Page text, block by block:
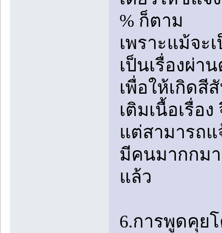
% ก็ตาม
เพราะแม้จะ
เป็นเรื่องผ่า
เพื่อให้เกิดสี
เติมเนื้อเรื่อ
แต่สามารถแ
มีคนมากกมา
แล้ว
6.การพูดคุย